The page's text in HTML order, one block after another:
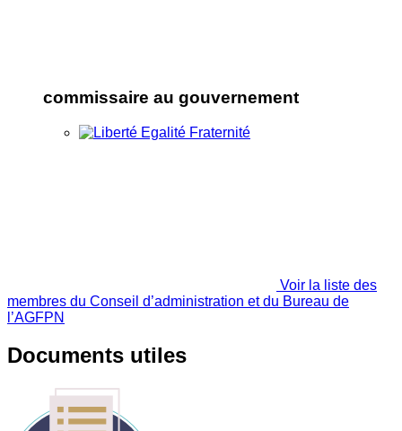
commissaire au gouvernement
Voir la liste des
membres du Conseil d’administration et du Bureau de
l’AGFPN
Documents utiles